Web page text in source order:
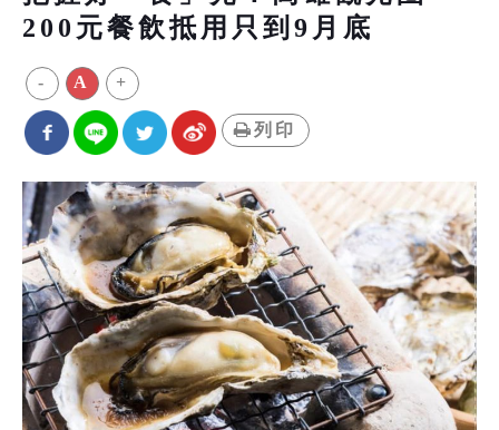
200元餐飲抵用只到9月底
- A +
列印